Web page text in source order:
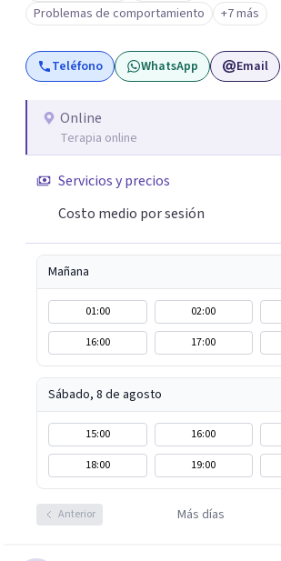
Problemas de comportamiento
+7 más
Teléfono WhatsApp Email
Online
Terapia online
Servicios y precios
Costo medio por sesión
Mañana
01:00 02:00
16:00
17:00
Sábado, 8 de agosto
15:00 16:00
18:00
19:00
Anterior Más días